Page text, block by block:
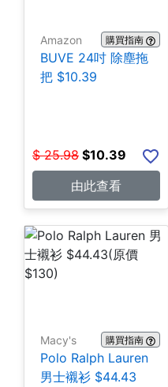
Amazon 購買指南
BUVE 24吋 除塵拖
把 $10.39
$ 25.98 $10.39
由此查看
Macy's 購買指南
Polo Ralph Lauren
男士襯衫 $44.43